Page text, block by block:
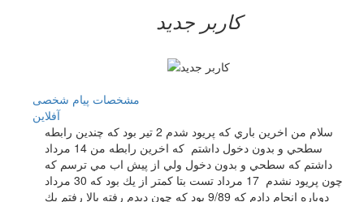
کاربر جدید
مشخصات پیام شخصی
آفلاين
سلام من اخرين باري كه پريود شدم 2 تير بود كه چندين رابطه
سطحي و بدون دخول داشتم كه اخرين رابطه من 14 مرداد
داشتم كه سطحي و بدون دخول ولي از پيش اب مي ترسم كه
چون پريود نشدم 17 مرداد تست بتا كمتر از يك بود كه 30 مرداد
دوباره انجام دادم كه 9/89 بود كه چون ديدم رفته بالا رفتم يك